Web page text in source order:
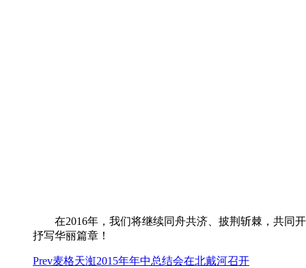
在2016年，我们将继续同舟共济、披荆斩棘，共同
抒写华丽篇章！
Prev麦格天渱2015年年中总结会在北戴河召开